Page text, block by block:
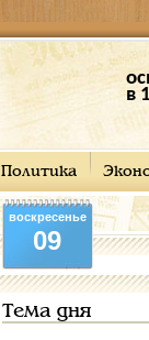
в
Политика
воскресенье
09
Тема дня